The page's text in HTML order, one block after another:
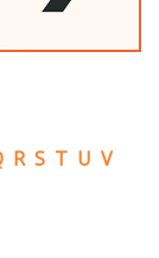
R S T U V